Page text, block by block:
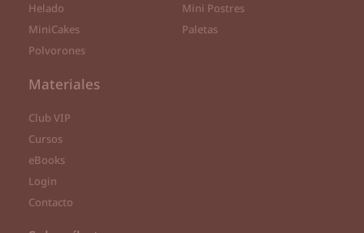
Helado
Mini Postres
MiniCakes
Paletas
Polvorones
Materiales
Club VIP
Cursos
eBooks
Login
Contacto